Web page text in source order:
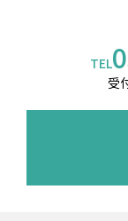
TEL
受